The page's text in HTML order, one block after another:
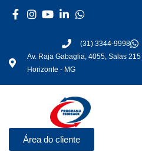
para
(31) 3344-9998
Av. Raja Gabaglia, 4055, Salas
Horizonte - MG
Área do cliente